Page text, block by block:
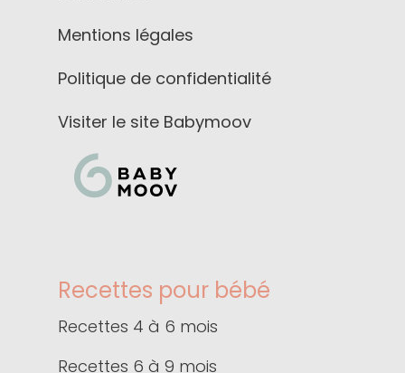
Mentions légales
Politique de confidentialité
Visiter le site Babymoov
Recettes pour bébé
Recettes 4 à 6 mois
Recettes 6 à 9 mois